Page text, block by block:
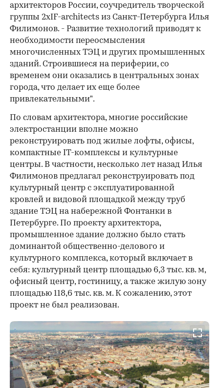
архитекторов России, соучредитель творческой
группы 2xIF-architects из Санкт-Петербурга Илья
Филимонов. - Развитие технологий приводят к
необходимости переосмысления
многочисленных ТЭЦ и других промышленных
зданий. Строившиеся на периферии, со
временем они оказались в центральных зонах
города, что делает их еще более
привлекательными”.
По словам архитектора, многие российские
электростанции вполне можно
реконструировать под жилые лофты, офисы,
компактные IT-комплексы и культурные
центры. В частности, несколько лет назад Илья
Филимонов предлагал реконструировать под
культурный центр с эксплуатированной
кровлей и видовой площадкой между труб
здание ТЭЦ на набережной Фонтанки в
Петербурге. По проекту архитектора,
промышленное здание должно было стать
доминантой общественно-делового и
культурного комплекса, который включает в
себя: культурный центр площадью 6,3 тыс. кв. м,
офисный центр, гостиницу, а также жилую зону
площадью 118,6 тыс. кв. м. К сожалению, этот
проект не был реализован.